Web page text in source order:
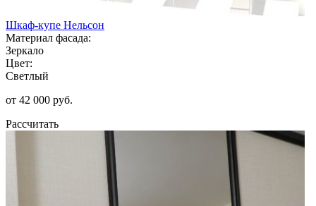
Шкаф-купе Нельсон
Материал фасада:
Зеркало
Цвет:
Светлый
от 42 000 руб.
Рассчитать